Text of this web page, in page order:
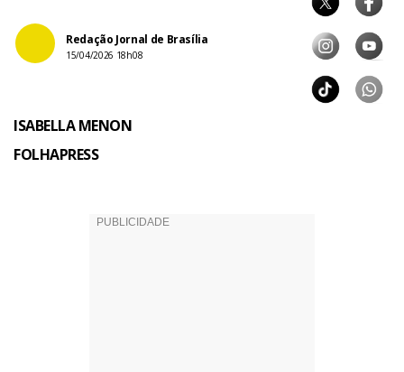
Redação Jornal de Brasília
15/04/2026 18h08
ISABELLA MENON
FOLHAPRESS